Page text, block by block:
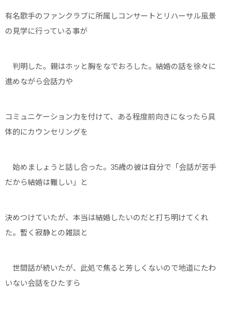
有名歌手のファンクラブに所属しコンサートとリハーサル風景
の見学に行っている事が
判明した。親はホッと胸をなでおろした。結婚の話を徐々に
進めながら会話力や
コミュニケーション力を付けて、ある程度前向きになったら具
体的にカウンセリングを
始めましょうと話し合った。35歳の彼は自分で「会話が苦手
だから結婚は難しい」と
決めつけていたが、本当は結婚したいのだと打ち明けてくれ
た。暫く寂静との雑談と
世間話が続いたが、此処で焦ると芳しくないので地道にたわ
いない会話をひたすら